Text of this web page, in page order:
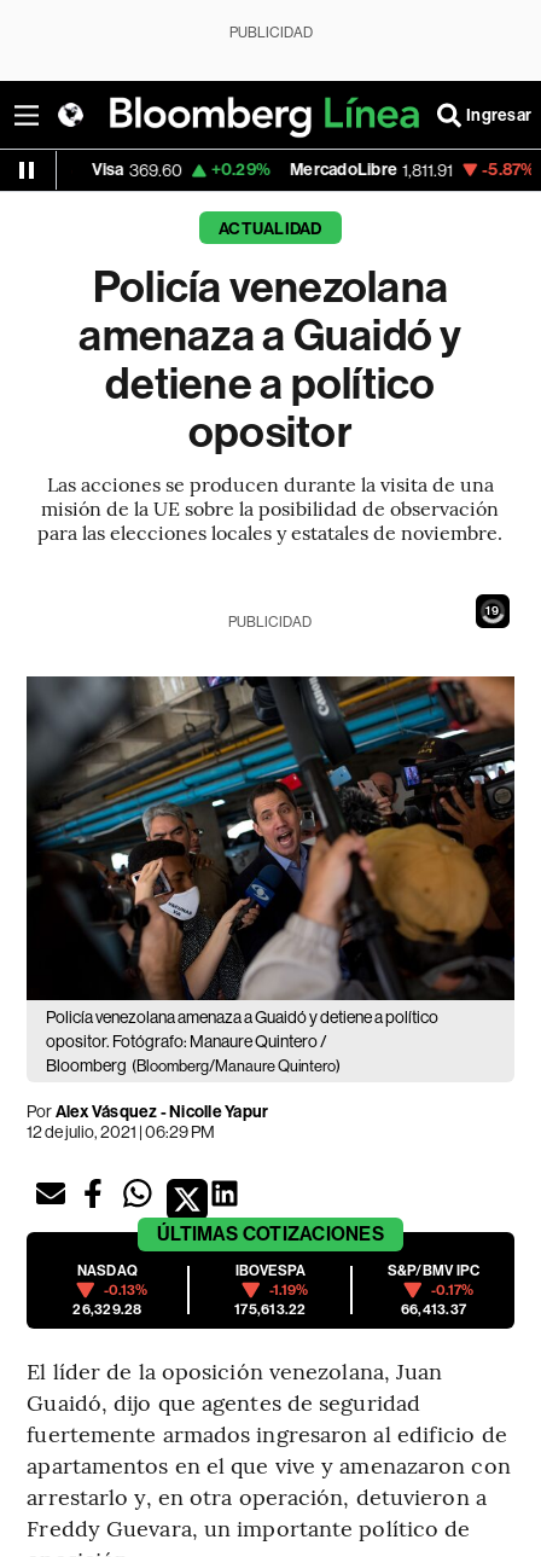
PUBLICIDAD
Ingresar
+0.29% MercadoLibre 1,811.91 -5.87% Banco de
ACTUALIDAD
Policía venezolana
amenaza a Guaidó y
detiene a político
opositor
Las acciones se producen durante la visita de una
misión de la UE sobre la posibilidad de observación
para las elecciones locales y estatales de noviembre.
17
PUBLICIDAD
Policía venezolana amenaza a Guaidó y detiene a político
opositor. Fotógrafo: Manaure Quintero /
Bloomberg (Bloomberg/Manaure Quintero)
PorAlex Vásquez - Nicolle Yapur
12 de julio, 2021 | 06:29 PM
ÚLTIMAS COTIZACIONES
NASDAQ
-0.13%
26,329.28
IBOVESPA
-1.19%
175,613.22
S&P/BMV IPC
-0.17%
66,413.37
El líder de la oposición venezolana, Juan
Guaidó, dijo que agentes de seguridad
fuertemente armados ingresaron al edificio de
apartamentos en el que vive y amenazaron con
arrestarlo y, en otra operación, detuvieron a
Freddy Guevara, un importante político de